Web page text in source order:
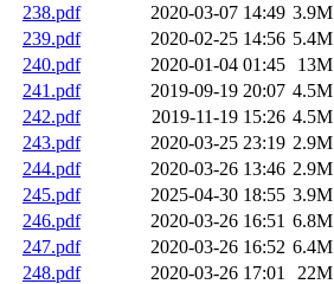
238.pdf
2020-03-07 14:49 3.9M
239.pdf
2020-02-25 14:56 5.4M
240.pdf
2020-01-04 01:45
13M
241.pdf
2019-09-19 20:07 4.5M
242.pdf
2019-11-19 15:26 4.5M
243.pdf
2020-03-25 23:19 2.9M
244.pdf
2020-03-26 13:46 2.9M
245.pdf
2025-04-30 18:55 3.9M
246.pdf
2020-03-26 16:51 6.8M
247.pdf
2020-03-26 16:52 6.4M
248.pdf
2020-03-26 17:01
22M